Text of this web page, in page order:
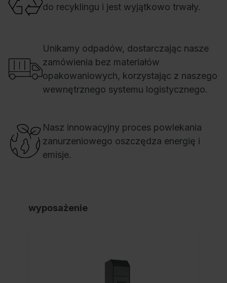
do recyklingu i jest wyjątkowo trwały.
Unikamy odpadów, dostarczając nasze
zamówienia bez materiałów
opakowaniowych, korzystając z naszego
wewnętrznego systemu logistycznego.
Nasz innowacyjny proces powlekania
zanurzeniowego oszczędza energię i
emisje.
wyposażenie